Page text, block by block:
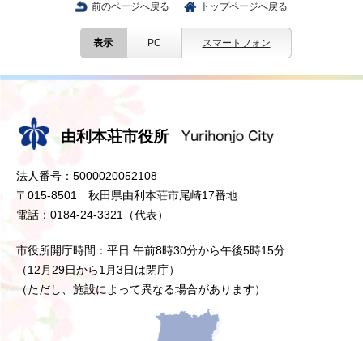
前のページへ戻る トップページへ戻る
表示 PC スマートフォン
由利本荘市役所
法人番号：5000020052108
〒015-8501 秋田県由利本荘市尾崎17番地
電話：0184-24-3321（代表）
市役所開庁時間：平日 午前8時30分から午後5時15分
（12月29日から1月3日は閉庁）
（ただし、施設によって異なる場合があります）